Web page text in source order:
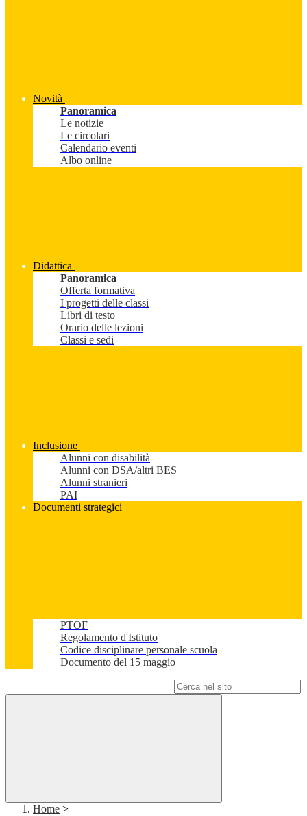
Novità
Panoramica
Le notizie
Le circolari
Calendario eventi
Albo online
Didattica
Panoramica
Offerta formativa
I progetti delle classi
Libri di testo
Orario delle lezioni
Classi e sedi
Inclusione
Alunni con disabilità
Alunni con DSA/altri BES
Alunni stranieri
PAI
Documenti strategici
PTOF
Regolamento d'Istituto
Codice disciplinare personale scuola
Documento del 15 maggio
Home >